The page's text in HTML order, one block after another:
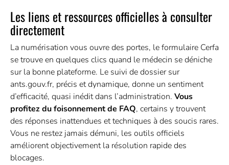
Les liens et ressources officielles à consulter
directement
La numérisation vous ouvre des portes, le formulaire Cerfa
se trouve en quelques clics quand le médecin se déniche
sur la bonne plateforme. Le suivi de dossier sur
ants.gouv.fr, précis et dynamique, donne un sentiment
d’efficacité, quasi inédit dans l’administration. Vous
profitez du foisonnement de FAQ, certains y trouvent
des réponses inattendues et techniques à des soucis rares.
Vous ne restez jamais démuni, les outils officiels
améliorent objectivement la résolution rapide des
blocages.